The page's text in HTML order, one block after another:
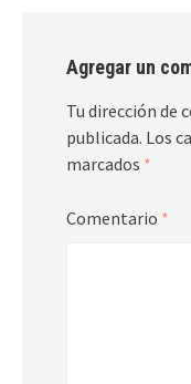
Agregar un
Tu dirección de
publicada. Los
marcados *
Comentario *